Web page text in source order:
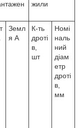
жили
Земл
я А
К-ть
дроті
в,
шт
Номі
наль
ний
діам
етр
дроті
в,
мм